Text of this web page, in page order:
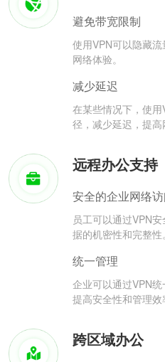
避免带宽限制
使用VPN可以隐藏
网络体验。
减少延迟
在某些情况下，使
径，减少延迟，提高
远程办公支持
安全的企业网络
员工可以通过VPN
据的机密性和完整性。
统一管理
企业可以通过VPN
提高安全性和管理效
跨区域办公